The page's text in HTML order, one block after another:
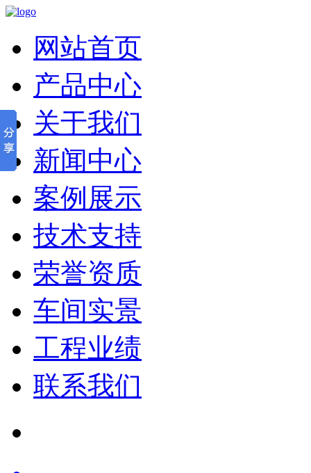
网站首页
产品中心
关于我们
新闻中心
案例展示
技术支持
荣誉资质
车间实景
工程业绩
联系我们